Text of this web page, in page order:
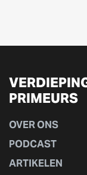
PRIMEURS
OVER ONS
PODCAST
ARTIKELEN